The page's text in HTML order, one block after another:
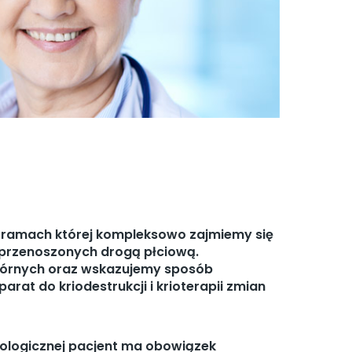
której kompleksowo zajmiemy się
drogą płciową.
oraz wskazujemy sposób
do kriodestrukcji i krioterapii zmian
pacjent ma obowiązek